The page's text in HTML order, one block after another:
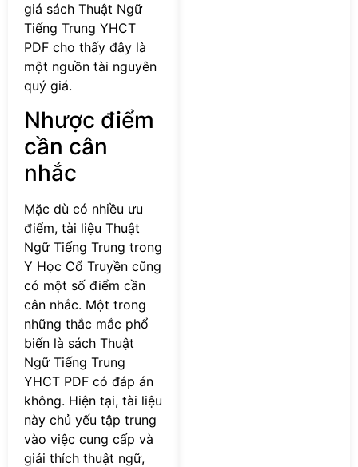
giá sách Thuật Ngữ
Tiếng Trung YHCT
PDF cho thấy đây là
một nguồn tài nguyên
quý giá.
Nhược điểm
cần cân
nhắc
Mặc dù có nhiều ưu
điểm, tài liệu Thuật
Ngữ Tiếng Trung trong
Y Học Cổ Truyền cũng
có một số điểm cần
cân nhắc. Một trong
những thắc mắc phổ
biến là sách Thuật
Ngữ Tiếng Trung
YHCT PDF có đáp án
không. Hiện tại, tài liệu
này chủ yếu tập trung
vào việc cung cấp và
giải thích thuật ngữ,